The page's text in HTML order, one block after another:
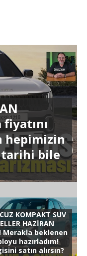
fiyatını
hepimizin
tarihi bile
KOMPAKT SUV
HAZİRAN
Merakla beklenen
hazırladım!
satın alırsın?